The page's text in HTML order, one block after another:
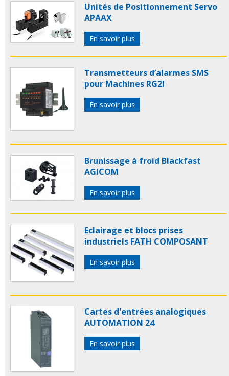
Unités de Positionnement Servo
APAAX
En savoir plus
Transmetteurs d’alarmes SMS
pour Machines RG2I
En savoir plus
Brunissage à froid Blackfast
AGICOM
En savoir plus
Eclairage et blocs prises
industriels FATH COMPOSANT
En savoir plus
Cartes d'entrées analogiques
AUTOMATION 24
En savoir plus